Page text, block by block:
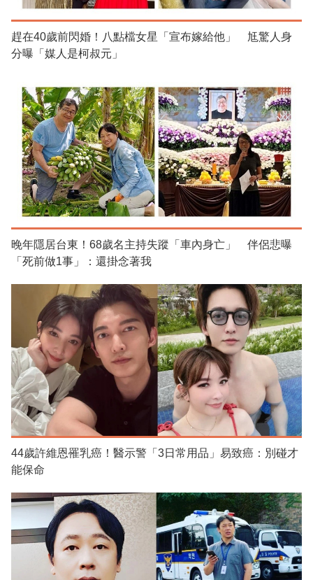
趕在40歲前閃婚！八點檔女星「宣布嫁給他」 尪驚人身
分曝「媒人是柯叔元」
晚年隱居台東！68歲名主持失蹤「車內身亡」 伴侶悲曝
「死前做1事」：還掛念著我
44歲許維恩罹乳癌！醫示警「3日常用品」易致癌：別碰才
能保命